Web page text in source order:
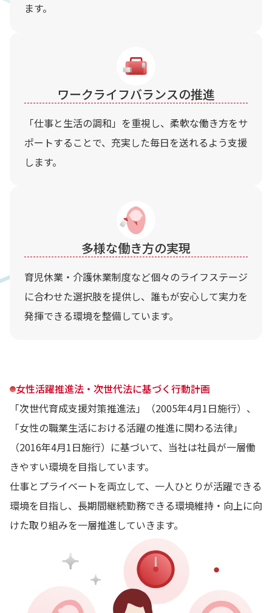
ます。
ワークライフバランスの推進
「仕事と生活の調和」を重視し、柔軟な働き方をサ
ポートすることで、充実した毎日を送れるよう支援
します。
多様な働き方の実現
育児休業・介護休業制度など個々のライフステージ
に合わせた選択肢を提供し、誰もが安心して実力を
発揮できる環境を整備しています。
女性活躍推進法・次世代法に基づく行動計画
「次世代育成支援対策推進法」（2005年4月1日施行）、
「女性の職業生活における活躍の推進に関わる法律」
（2016年4月1日施行）に基づいて、当社は社員が一層働
きやすい環境を目指しています。
仕事とプライベートを両立して、一人ひとりが活躍できる
環境を目指し、長期間継続勤務できる環境維持・向上に向
けた取り組みを一層推進していきます。